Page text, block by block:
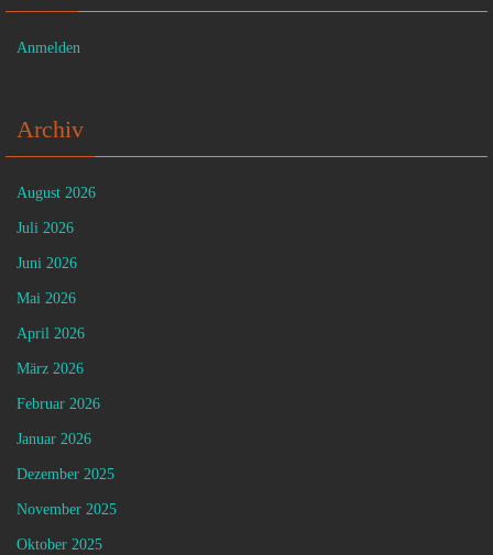
Anmelden
Archiv
August 2026
Juli 2026
Juni 2026
Mai 2026
April 2026
März 2026
Februar 2026
Januar 2026
Dezember 2025
November 2025
Oktober 2025